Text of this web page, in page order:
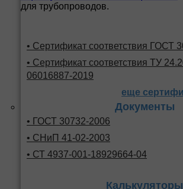
для трубопроводов.
• Сертификат соответствия ГОСТ
• Сертификат соответствия ТУ
06016887-2019
еще
Документы
• ГОСТ 30732-2006
• СНиП 41-02-2003
• СТ 4937-001-18929664-04
Калькуляторы